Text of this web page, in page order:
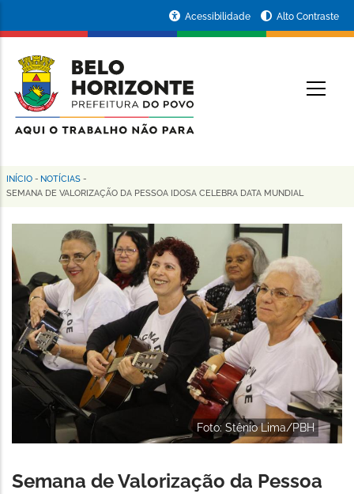
conteúdo
principal
da
Prefeitura
de
Horizonte
Acessibilidade Alto Contraste
Trilha
navegação
INÍCIO - NOTÍCIAS -
SEMANA DE VALORIZAÇÃO DA PESSOA IDOSA CELEBRA DATA MUNDIAL
Foto: Stênio Lima/PBH
Semana de Valorização da Pessoa